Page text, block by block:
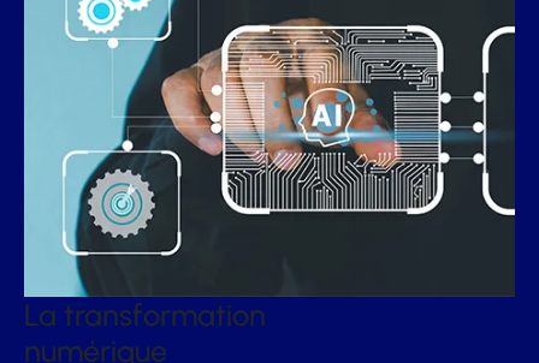
La transformation
numérique